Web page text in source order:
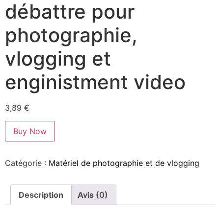
débattre pour
photographie,
vlogging et
enginistment video
3,89 €
Buy Now
Catégorie : Matériel de photographie et de vlogging
Description Avis (0)